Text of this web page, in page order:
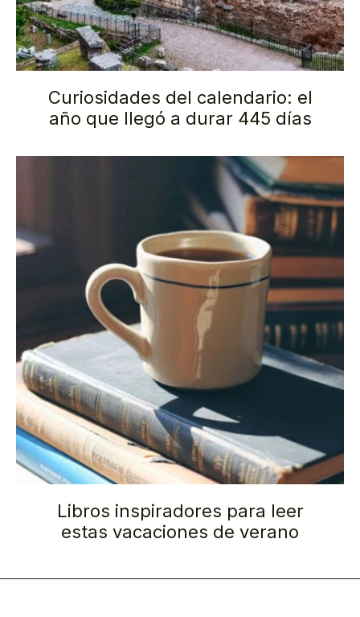
Curiosidades del calendario: el
año que llegó a durar 445 días
Libros inspiradores para leer
estas vacaciones de verano